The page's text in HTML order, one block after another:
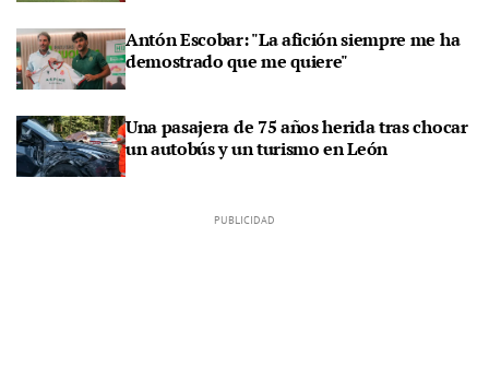
Antón Escobar: "La afición siempre me ha
demostrado que me quiere"
Una pasajera de 75 años herida tras chocar
un autobús y un turismo en León